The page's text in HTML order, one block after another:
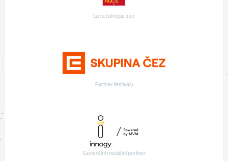
Generální partner
Partner festivalu
Generální mediální partner